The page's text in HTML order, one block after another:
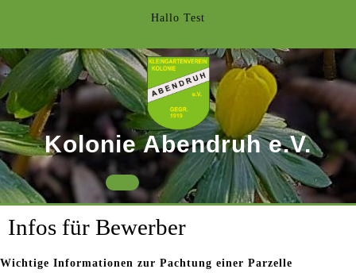
Hallo Test
Kolonie Abendruh e.V.
Open
Button
Infos für Bewerber
Wichtige Informationen zur Pachtung einer Parzelle